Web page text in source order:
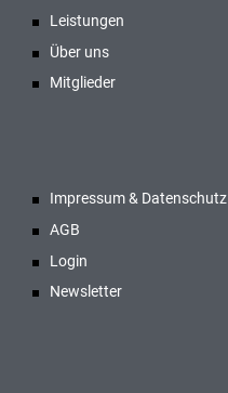
Leistungen
Über uns
Mitglieder
Impressum & Datenschutz
AGB
Login
Newsletter